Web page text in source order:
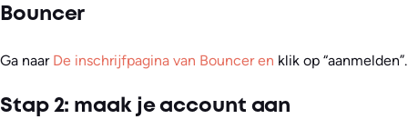
Bouncer
Ga naar De inschrijfpagina van Bouncer en klik op “aanmelden”.
Stap 2: maak je account aan